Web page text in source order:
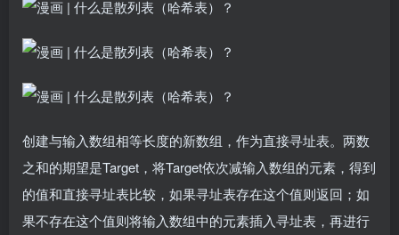
创建与输入数组相等长度的新数组，作为直接寻址表。两数
之和的期望是Target，将Target依次减输入数组的元素，得到
的值和直接寻址表比较，如果寻址表存在这个值则返回；如
果不存在这个值则将输入数组中的元素插入寻址表，再进行